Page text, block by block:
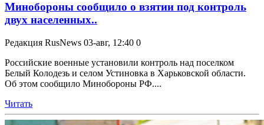
Минобороны сообщило о взятии под контроль
двух населенных..
Редакция RusNews 03-авг, 12:40 0
Российские военные установили контроль над поселком
Белый Колодезь и селом Устиновка в Харьковской области.
Об этом сообщило Минобороны РФ....
Читать